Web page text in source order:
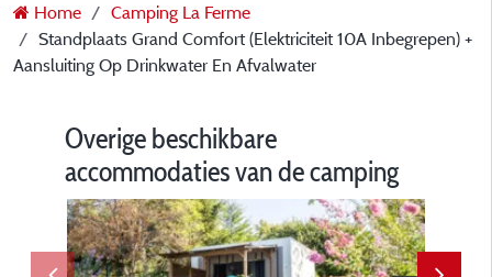
Home
Camping La Ferme
Standplaats Grand Comfort (Elektriciteit 10A Inbegrepen) +
Aansluiting Op Drinkwater En Afvalwater
Overige beschikbare
accommodaties van de camping